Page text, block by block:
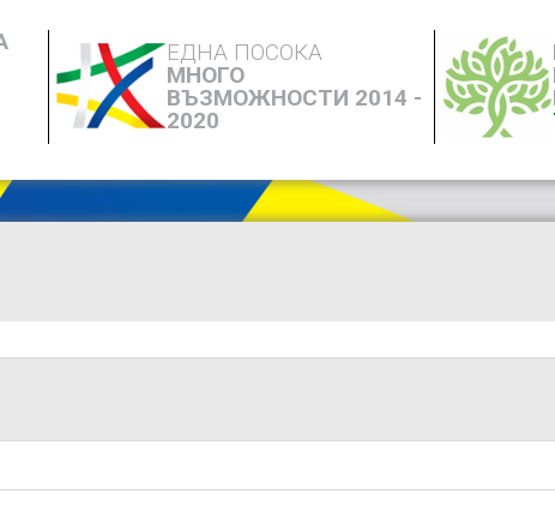
ЕДНА ПОСОКА
МНОГО
ВЪЗМОЖНОСТИ 2014 -
2020